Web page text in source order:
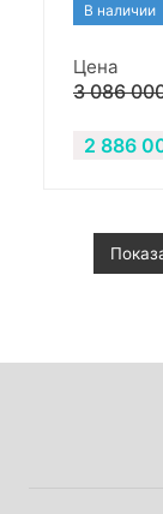
В наличии
Цена
3 086
2 886